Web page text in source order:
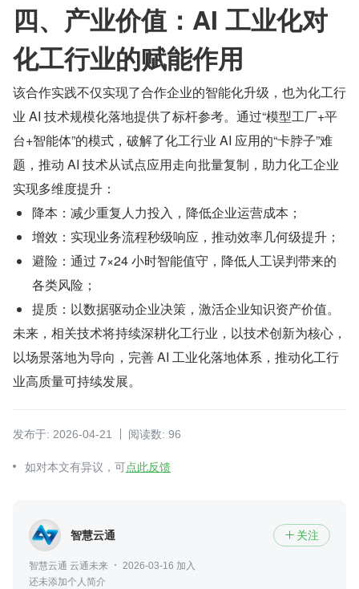
四、产业价值：AI 工业化对
化工行业的赋能作用
该合作实践不仅实现了合作企业的智能化升级，也为化工行
业 AI 技术规模化落地提供了标杆参考。通过“模型工厂+平
台+智能体”的模式，破解了化工行业 AI 应用的“卡脖子”难
题，推动 AI 技术从试点应用走向批量复制，助力化工企业
实现多维度提升：
降本：减少重复人力投入，降低企业运营成本；
增效：实现业务流程秒级响应，推动效率几何级提升；
避险：通过 7×24 小时智能值守，降低人工误判带来的
各类风险；
提质：以数据驱动企业决策，激活企业知识资产价值。
未来，相关技术将持续深耕化工行业，以技术创新为核心，
以场景落地为导向，完善 AI 工业化落地体系，推动化工行
业高质量可持续发展。
发布于: 2026-04-21 阅读数: 96
如对本文有异议，可点此反馈
智慧云通  关注
智慧云通 云通未来
2026-03-16 加入
还未添加个人简介